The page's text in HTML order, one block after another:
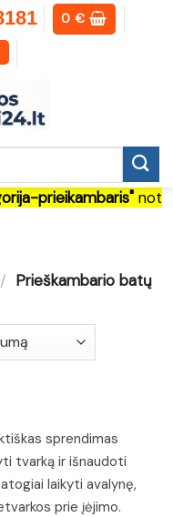
0€
prieikambaris" not
/ Prieškambario batų
sprendimas
tvarką ir išnaudoti
laikyti avalynę,
prie įėjimo.